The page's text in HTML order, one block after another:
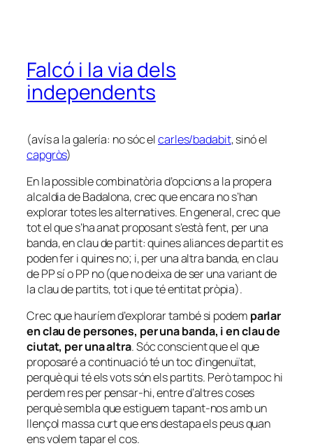
Falcó i la via dels
independents
(avís a la galería: no sóc elcarles/badabit, sinó el
capgròs)
En la possible combinatòria d’opcions a la propera
alcaldia de Badalona, crec que encara no s’han
explorar totes les alternatives. En general, crec que
tot el que s’ha anat proposant s’està fent, per una
banda, en clau de partit: quines aliances de partit es
poden fer i quines no; i, per una altra banda, en clau
de PP sí o PP no (que no deixa de ser una variant de
la clau de partits, tot i que té entitat pròpia).
Crec que hauríem d’explorar també si podem parlar
en clau de persones, per una banda, i en clau de
ciutat, per una altra. Sóc conscient que el que
proposaré a continuació té un toc d’ingenuïtat,
perquè qui té els vots són els partits. Però tampoc hi
perdem res per pensar-hi, entre d’altres coses
perquè sembla que estiguem tapant-nos amb un
llençol massa curt que ens destapa els peus quan
ens volem tapar el cos.